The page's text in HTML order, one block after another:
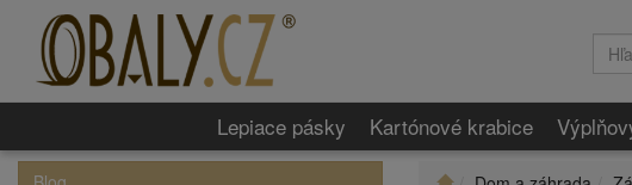
Lepiace pásky Kartónové krabice